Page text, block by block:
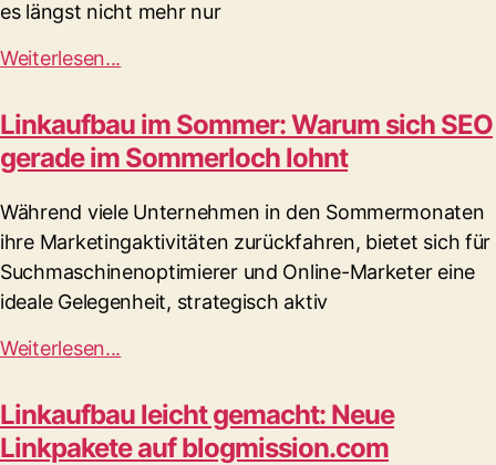
es längst nicht mehr nur
Weiterlesen...
Linkaufbau im Sommer: Warum sich SEO
gerade im Sommerloch lohnt
Während viele Unternehmen in den Sommermonaten
ihre Marketingaktivitäten zurückfahren, bietet sich für
Suchmaschinenoptimierer und Online-Marketer eine
ideale Gelegenheit, strategisch aktiv
Weiterlesen...
Linkaufbau leicht gemacht: Neue
Linkpakete auf blogmission.com